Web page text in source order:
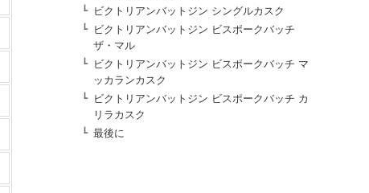
ビクトリアンバットジン シングルカスク
ビクトリアンバットジン ビスポークバッチ
ザ・マル
ビクトリアンバットジン ビスポークバッチ マ
ッカランカスク
ビクトリアンバットジン ビスポークバッチ カ
リラカスク
最後に